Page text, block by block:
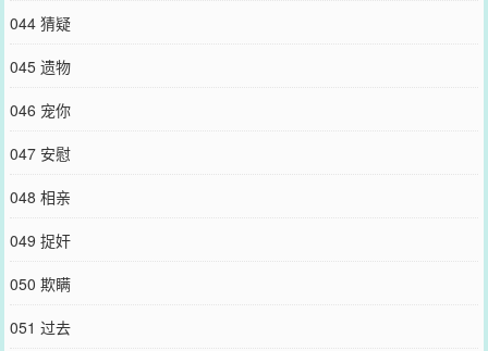
044 猜疑
045 遗物
046 宠你
047 安慰
048 相亲
049 捉奸
050 欺瞒
051 过去